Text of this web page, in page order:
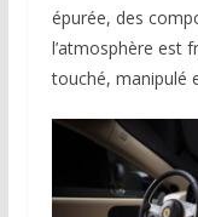
épurée, des
l’atmosphère est
touché, manipulé